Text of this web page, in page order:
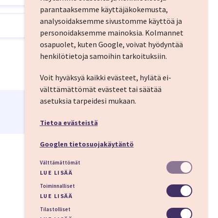
vietetään yksi yö
Spa & Hotel -
matkan varrella.
parantaaksemme käyttäjäkokemusta,
analysoidaksemme sivustomme käyttöä ja
personoidaksemme mainoksia. Kolmannet
osapuolet, kuten Google, voivat hyödyntää
henkilötietoja samoihin tarkoituksiin.
Voit hyväksyä kaikki evästeet, hylätä ei-
välttämättömät evästeet tai säätää
asetuksia tarpeidesi mukaan.
Tietoa evästeistä
Googlen tietosuojakäytäntö
Välttämättömät
LUE LISÄÄ
Toiminnalliset
LUE LISÄÄ
Tilastolliset